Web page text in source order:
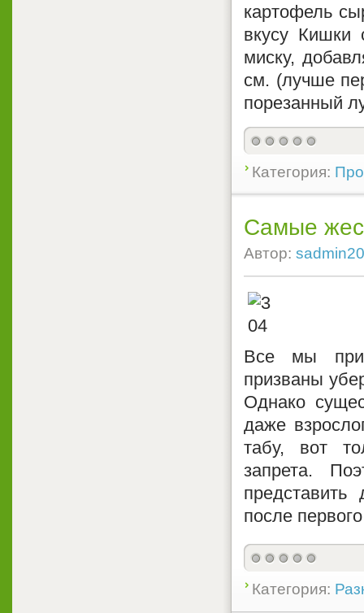
картофель
вкусу Кишки
миску,
см. (лучше
порезанный
Категория:
Самые
Автор:
Все мы
призваны
Однако
даже
табу, вот
запрета.
после
Категория: